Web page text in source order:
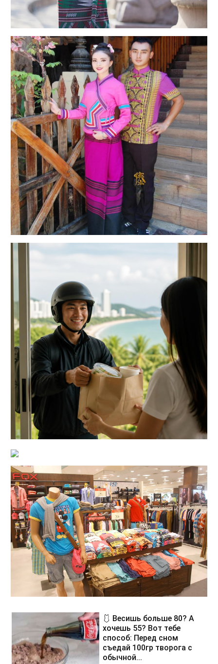
🩱 Весишь больше 80? А
хочешь 55? Вот тебе
способ: Перед сном
съедай 100гр творога с
обычной...